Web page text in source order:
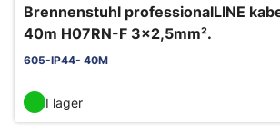
Brennenstuhl professionalLINE
40m H07RN-F 3x2,5mm².
605-IP44- 40M
I lager